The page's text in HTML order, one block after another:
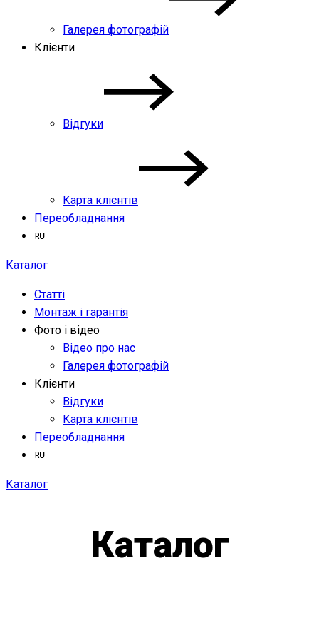
Галерея фотографій
Клієнти
Відгуки
Карта клієнтів
Переобладнання
Каталог
Статті
Монтаж і гарантія
Фото і відео
Відео про нас
Галерея фотографій
Клієнти
Відгуки
Карта клієнтів
Переобладнання
Каталог
Каталог